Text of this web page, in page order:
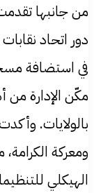
من جانبها
دور اتحاد
في استضافة
مكّن الإدارة من
بالولايات.
ومعركة
الهيكلي